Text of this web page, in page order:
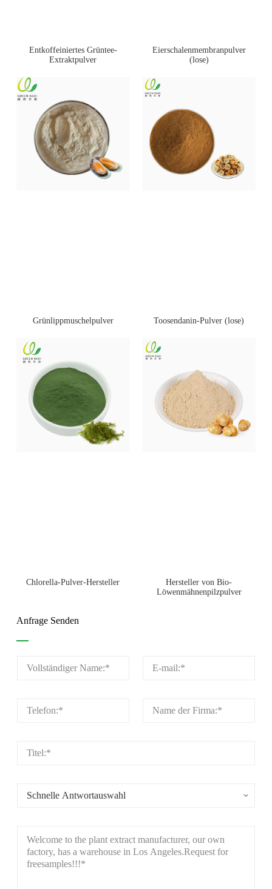
Entkoffeiniertes Grüntee-
Extraktpulver
Eierschalenmembranpulver
(lose)
Grünlippmuschelpulver Toosendanin-Pulver (lose)
Chlorella-Pulver-Hersteller
Hersteller von Bio-
Löwenmähnenpilzpulver
Anfrage Senden